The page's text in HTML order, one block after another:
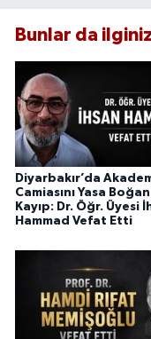
Bunlar da
Diyarbakır’da
Camiasını Yasa Boğan
Kayıp: Dr. Öğr. Üyesi
Hammad Vefat Etti